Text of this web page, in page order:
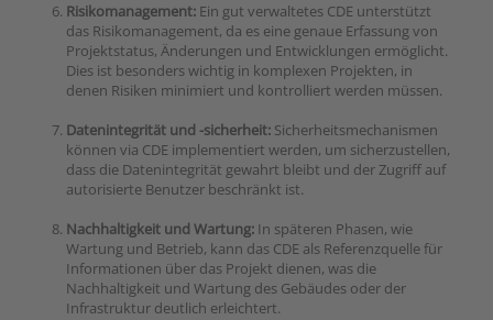
Risikomanagement: Ein gut verwaltetes CDE unterstützt
das Risikomanagement, da es eine genaue Erfassung von
Projektstatus, Änderungen und Entwicklungen ermöglicht.
Dies ist besonders wichtig in komplexen Projekten, in
denen Risiken minimiert und kontrolliert werden müssen.
Datenintegrität und -sicherheit: Sicherheitsmechanismen
können via CDE implementiert werden, um sicherzustellen,
dass die Datenintegrität gewahrt bleibt und der Zugriff auf
autorisierte Benutzer beschränkt ist.
Nachhaltigkeit und Wartung: In späteren Phasen, wie
Wartung und Betrieb, kann das CDE als Referenzquelle für
Informationen über das Projekt dienen, was die
Nachhaltigkeit und Wartung des Gebäudes oder der
Infrastruktur deutlich erleichtert.